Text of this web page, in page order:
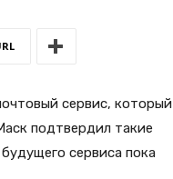
сервис, который
подтвердил такие
сервиса пока